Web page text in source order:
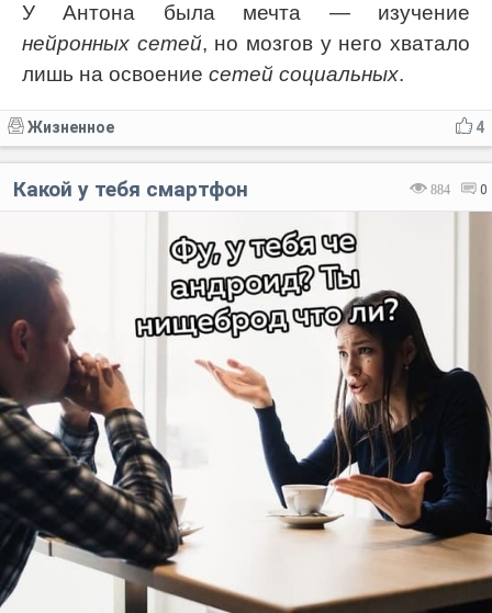
У Антона была мечта — изучение
нейронных сетей, но мозгов у него хватало
лишь на освоение сетей социальных.
4
Жизненное
884 0
Какой у тебя смартфон